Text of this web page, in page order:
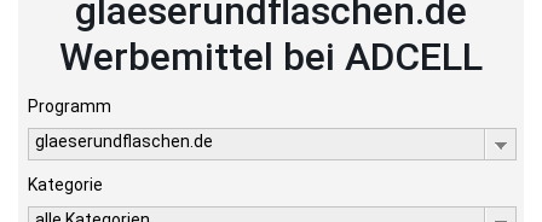
glaeserundflaschen.de
Werbemittel bei ADCELL
Programm
glaeserundflaschen.de
Kategorie